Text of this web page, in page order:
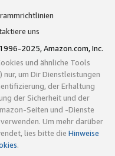
uns
2025, Amazon.com, Inc.
und ähnliche Tools
nur, um Dir Dienstleistungen
der Erhaltung
der Sicherheit und der
Seiten und -Dienste
Um mehr darüber
lies bitte die Hinweise
.